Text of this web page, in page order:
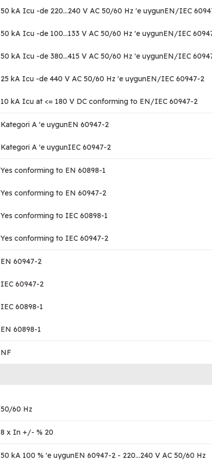
50 kA Icu -de 220...240 V AC 50/60 Hz 'e uygunEN/IEC
50 kA Icu -de 100...133 V AC 50/60 Hz 'e uygunEN/IEC
50 kA Icu -de 380...415 V AC 50/60 Hz 'e uygunEN/IEC
25 kA Icu -de 440 V AC 50/60 Hz 'e uygunEN/IEC 60947-2
10 kA Icu at <= 180 V DC conforming to EN/IEC 60947-2
Kategori A 'e uygunEN 60947-2
Kategori A 'e uygunIEC 60947-2
Yes conforming to EN 60898-1
Yes conforming to EN 60947-2
Yes conforming to IEC 60898-1
Yes conforming to IEC 60947-2
EN 60947-2
IEC 60947-2
IEC 60898-1
EN 60898-1
NF
50/60 Hz
8 x In +/- % 20
50 kA 100 % 'e uygunEN 60947-2 - 220...240 V AC 50/60 Hz